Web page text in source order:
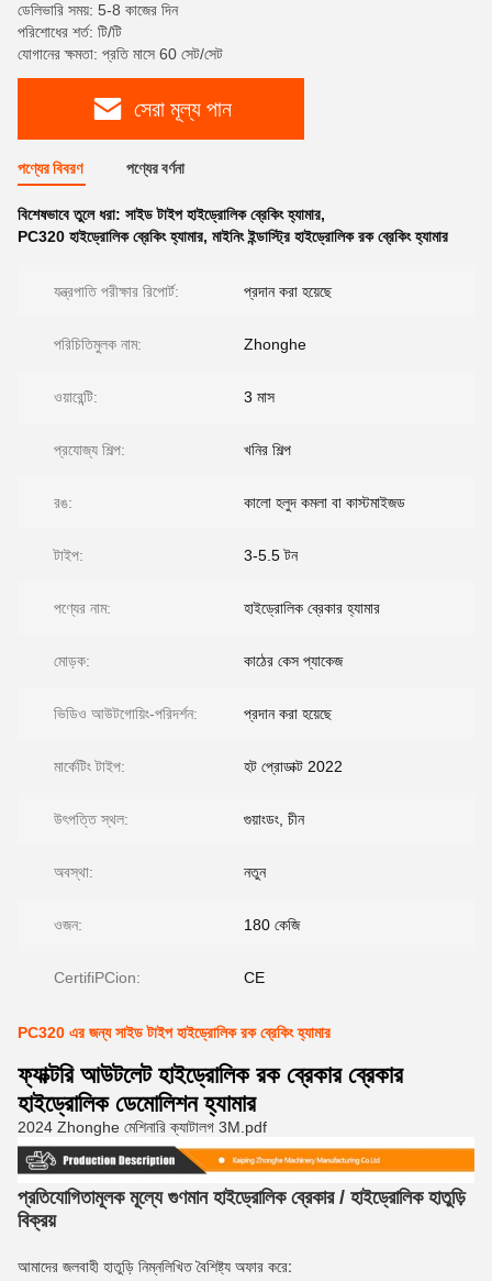
ডেলিভারি সময়: 5-8 কাজের দিন
পরিশোধের শর্ত: টি/টি
যোগানের ক্ষমতা: প্রতি মাসে 60 সেট/সেট
সেরা মূল্য পান
পণ্যের বিবরণ পণ্যের বর্ণনা
বিশেষভাবে তুলে ধরা: সাইড টাইপ হাইড্রোলিক ব্রেকিং হ্যামার,
PC320 হাইড্রোলিক ব্রেকিং হ্যামার, মাইনিং ইন্ডাস্ট্রি হাইড্রোলিক রক ব্রেকিং হ্যামার
যন্ত্রপাতি পরীক্ষার রিপোর্ট: প্রদান করা হয়েছে
পরিচিতিমুলক নাম: Zhonghe
ওয়ারেন্টি: 3 মাস
প্রযোজ্য শিল্প: খনির শিল্প
রঙ: কালো হলুদ কমলা বা কাস্টমাইজড
টাইপ: 3-5.5 টন
পণ্যের নাম: হাইড্রোলিক ব্রেকার হ্যামার
মোড়ক: কাঠের কেস প্যাকেজ
ভিডিও আউটগোয়িং-পরিদর্শন: প্রদান করা হয়েছে
মার্কেটিং টাইপ: হট প্রোডাক্ট 2022
উৎপত্তি স্থল: গুয়াংডং, চীন
অবস্থা: নতুন
ওজন: 180 কেজি
CertifiPCion: CE
PC320 এর জন্য সাইড টাইপ হাইড্রোলিক রক ব্রেকিং হ্যামার
ফ্যাক্টরি আউটলেট হাইড্রোলিক রক ব্রেকার ব্রেকার
হাইড্রোলিক ডেমোলিশন হ্যামার
2024 Zhonghe মেশিনারি ক্যাটালগ 3M.pdf
প্রতিযোগিতামূলক মূল্যে গুণমান হাইড্রোলিক ব্রেকার / হাইড্রোলিক হাতুড়ি
বিক্রয়
আমাদের জলবাহী হাতুড়ি নিম্নলিখিত বৈশিষ্ট্য অফার করে: